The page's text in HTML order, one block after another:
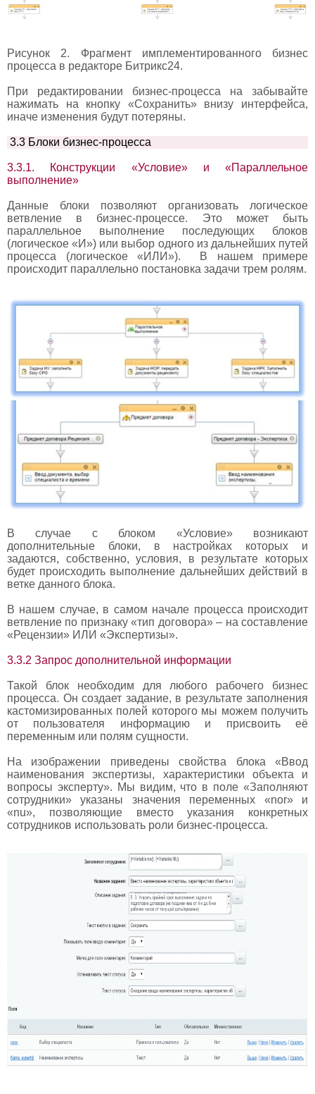
Рисунок 2. Фрагмент имплементированного бизнес
процесса в редакторе Битрикс24.
При редактировании бизнес-процесса на забывайте
нажимать на кнопку «Сохранить» внизу интерфейса,
иначе изменения будут потеряны.
3.3 Блоки бизнес-процесса
3.3.1. Конструкции «Условие» и «Параллельное
выполнение»
Данные блоки позволяют организовать логическое
ветвление в бизнес-процессе. Это может быть
параллельное выполнение последующих блоков
(логическое «И») или выбор одного из дальнейших путей
процесса (логическое «ИЛИ»). В нашем примере
происходит параллельно постановка задачи трем ролям.
В случае с блоком «Условие» возникают
дополнительные блоки, в настройках которых и
задаются, собственно, условия, в результате которых
будет происходить выполнение дальнейших действий в
ветке данного блока.
В нашем случае, в самом начале процесса происходит
ветвление по признаку «тип договора» – на составление
«Рецензии» ИЛИ «Экспертизы».
3.3.2 Запрос дополнительной информации
Такой блок необходим для любого рабочего бизнес
процесса. Он создает задание, в результате заполнения
кастомизированных полей которого мы можем получить
от пользователя информацию и присвоить её
переменным или полям сущности.
На изображении приведены свойства блока «Ввод
наименования экспертизы, характеристики объекта и
вопросы эксперту». Мы видим, что в поле «Заполняют
сотрудники» указаны значения переменных «nor» и
«nu», позволяющие вместо указания конкретных
сотрудников использовать роли бизнес-процесса.